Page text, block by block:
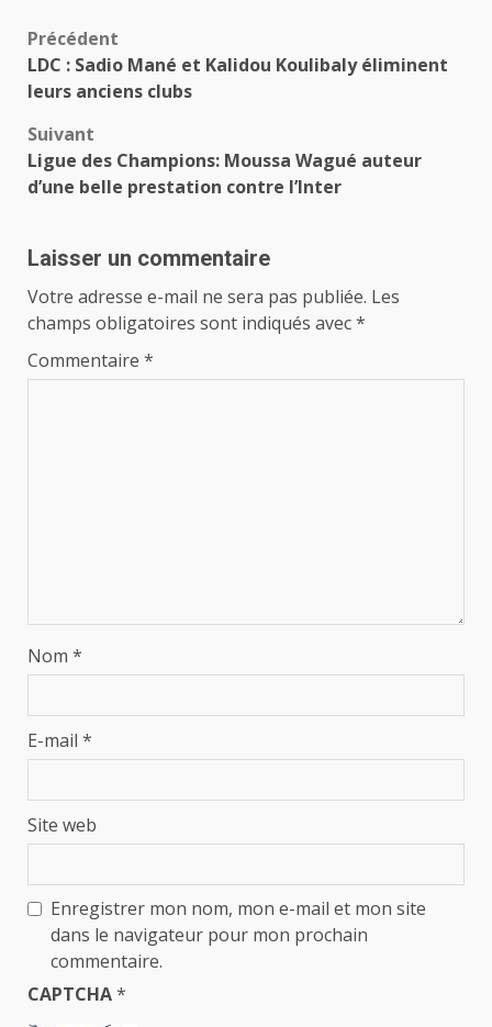
Navigation
d’article
Précédent
LDC : Sadio Mané et Kalidou Koulibaly éliminent
leurs anciens clubs
Suivant
Ligue des Champions: Moussa Wagué auteur
d’une belle prestation contre l’Inter
Laisser un commentaire
Votre adresse e-mail ne sera pas publiée. Les
champs obligatoires sont indiqués avec*
Commentaire *
Nom *
E-mail *
Site web
Enregistrer mon nom, mon e-mail et mon site
dans le navigateur pour mon prochain
commentaire.
CAPTCHA*